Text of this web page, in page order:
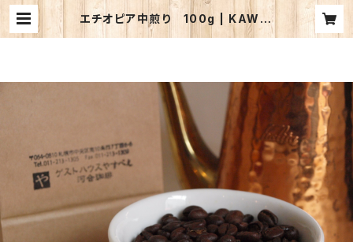
エチオピア中煎り 100g | KAWAI
COFFEE WEB STORE